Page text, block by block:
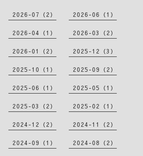
2026-07（2） 2026-06（1）
2026-04（1） 2026-03（2）
2026-01（2） 2025-12（3）
2025-10（1） 2025-09（2）
2025-06（1） 2025-05（1）
2025-03（2） 2025-02（1）
2024-12（2） 2024-11（2）
2024-09（1） 2024-08（2）